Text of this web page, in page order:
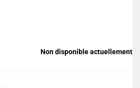
Non disponible actuellement